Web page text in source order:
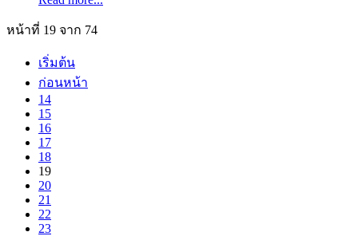
หน้าที่ 19 จาก 74
เริ่มต้น
ก่อนหน้า
14
15
16
17
18
19
20
21
22
23